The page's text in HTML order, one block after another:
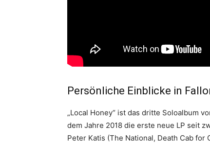
Persönliche Einblicke in
„Local Honey“ ist das dritte Soloalbum
dem Jahre 2018 die erste neue LP seit
Peter Katis (The National, Death Cab